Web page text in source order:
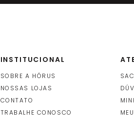
INSTITUCIONAL
SOBRE A HÓRUS
NOSSAS LOJAS
CONTATO
TRABALHE CONOSCO
SAC